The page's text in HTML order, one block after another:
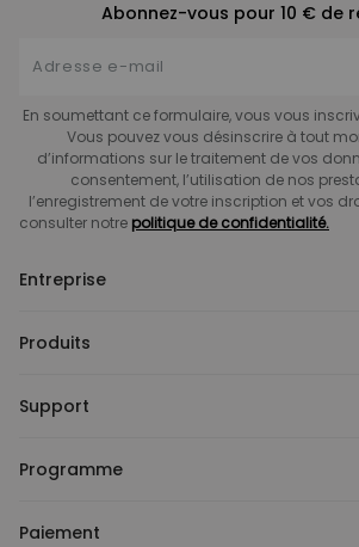
Abonnez-vous pour 10 € de
En soumettant ce formulaire, vous vous
Vous pouvez vous désinscrire à tout
d’informations sur le traitement de vos
consentement, l’utilisation de nos
l’enregistrement de votre inscription et vos
consulter notre politique de confidentialité.
Entreprise
Produits
Support
Programme
Paiement